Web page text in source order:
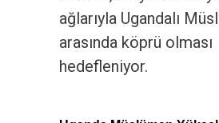
ağlarıyla Ugandalı
arasında köprü olması
hedefleniyor.